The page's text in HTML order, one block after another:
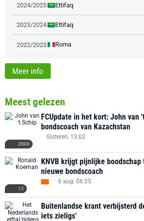
2024/2025 Ettifaq
2023/2024 Ettifaq
2022/2023 Roma
Meer info
Meest gelezen
2800
FCUpdate in het kort: John van
bondscoach van Kazachstan
Gisteren, 13:02
12
KNVB krijgt pijnlijke
nieuwe bondscoach
6 aug. 06:25
Buitenlandse krant verbijsterd
iets zieligs’